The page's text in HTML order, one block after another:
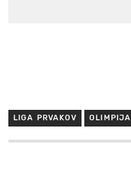
LIGA PRVAKOV OLIMPIJA